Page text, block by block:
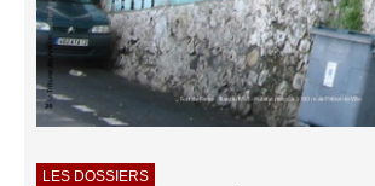
LES DOSSIERS